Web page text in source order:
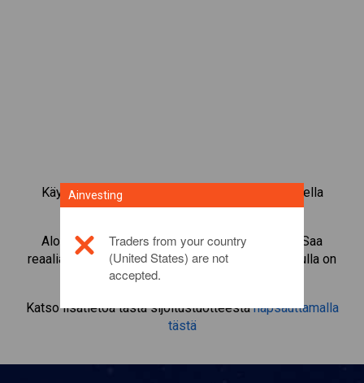
Käy kauppaa yli 1 000 kansainvälisellä osakkeella
Ainvestingin CFD-kaupankäyntialustalla.
Aloita instrumentin ZOOMCFD-kaupankäynti. Saa
reaaliaikaisia tarjouksia ja nosta osinkoja, jos sinulla on
itse osake.
Katso lisätietoa tästä sijoitustuotteestanapsauttamalla
tästä
Ainvesting
Traders from your country
(United States) are not
accepted.